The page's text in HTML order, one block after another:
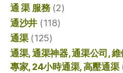
通 渠 服務(2)
通沙井 (118)
通渠(125)
通渠, 通渠神器, 通渠公司,
專家, 24小時通渠, 高壓通渠